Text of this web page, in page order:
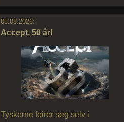
05.08.2026:
Accept, 50 år!
Tyskerne feirer seg selv i